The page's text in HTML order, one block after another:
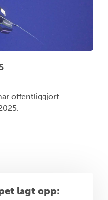
offentliggjort
lagt opp: